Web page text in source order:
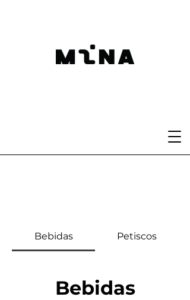
Bebidas Petiscos
Bebidas